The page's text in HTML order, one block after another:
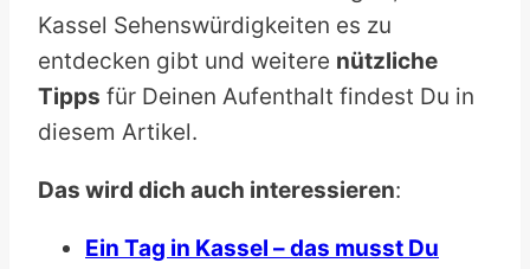
Kassel Sehenswürdigkeiten es zu
entdecken gibt und weitere nützliche
Tipps für Deinen Aufenthalt findest Du in
diesem Artikel.
Das wird dich auch interessieren:
Ein Tag in Kassel – das musst Du